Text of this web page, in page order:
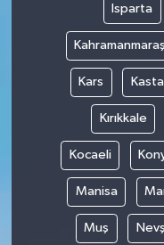
Isparta
Kahramanmaraş
Kars
Kırıkkale
Kocaeli
Manisa
Muş